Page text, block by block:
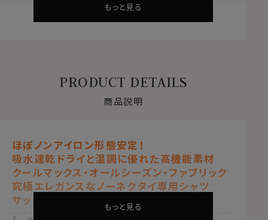
もっと見る
PRODUCT DETAILS
商品説明
ほぼノンアイロン形態安定！
吸水速乾ドライと温調に優れた高機能素材
クールマックス・オールシーズン・ファブリック
究極エレガンスなノーネクタイ専用シャツ
サックスブルー 青 もっと見る